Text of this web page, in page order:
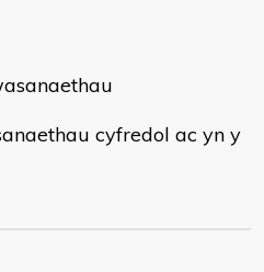
cyfredol ac yn y